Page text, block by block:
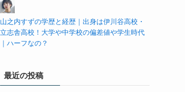
山之内すずの学歴と経歴｜出身は伊川谷高校・
立志舎高校！大学や中学校の偏差値や学生時代
｜ハーフなの？
最近の投稿